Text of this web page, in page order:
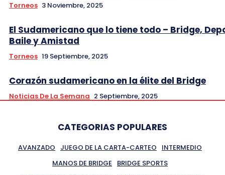
Torneos 3 Noviembre, 2025
El Sudamericano que lo tiene todo – Bridge,
Baile y Amistad
Torneos 19 Septiembre, 2025
Corazón sudamericano en la élite del Bridge
Noticias De La Semana 2 Septiembre, 2025
CATEGORIAS POPULARES
AVANZADO JUEGO DE LA CARTA-CARTEO
INTERMEDIO
MANOS DE BRIDGE
BRIDGE SPORTS